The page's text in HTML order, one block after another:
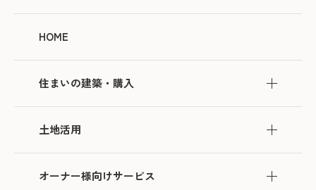
HOME
住まいの建築・購入
土地活用
オーナー様向けサービス